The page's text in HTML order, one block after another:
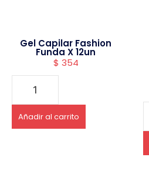
Gel Capilar Fashion
Funda X 12un
$ 354
Añadir al carrito